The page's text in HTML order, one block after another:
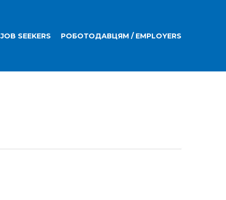
JOB SEEKERS РОБОТОДАВЦЯМ / EMPLOYERS